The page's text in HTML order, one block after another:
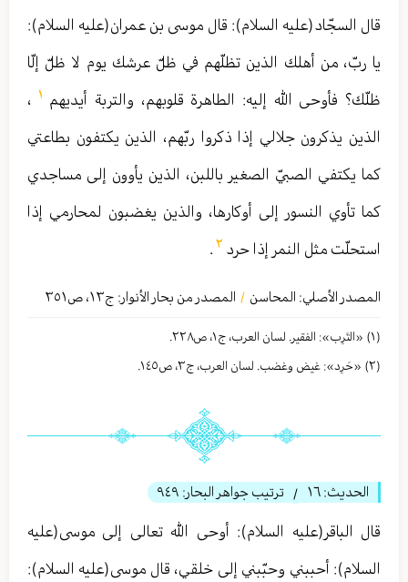
قال السجّاد(عليه السلام): قال موسى بن عمران(عليه السلام):
يا ربّ، من أهلك الذين تظلّهم في ظلّ عرشك يوم لا ظلّ إلّا
ظلّك؟ فأوحى الله إليه: الطاهرة قلوبهم، والتربة أيديهم
،
الذين يذكرون جلالي إذا ذكروا ربّهم، الذين يكتفون بطاعتي
كما يكتفي الصبيّ الصغير باللبن، الذين يأوون إلى مساجدي
كما تأوي النسور إلى أوكارها، والذين يغضبون لمحارمي إذا
استحلّت مثل النمر إذا حرد
.
المصدر الأصلي: المحاسن / المصدر من بحار الأنوار: ج١٣، ص٣٥١
(١) «التَرِب»: الفقیر. لسان العرب، ج١، ص٢٢٨.
(٢) «حَرِد»: غیض وغضب. لسان العرب، ج٣، ص١٤٥.
الحديث: ١٦ / ترتيب جواهر البحار: ٩٤٩
قال الباقر(عليه السلام): أوحى الله تعالی إلى موسى(عليه
السلام): أحببني وحبّبني إلى خلقي، قال موسى(عليه السلام):